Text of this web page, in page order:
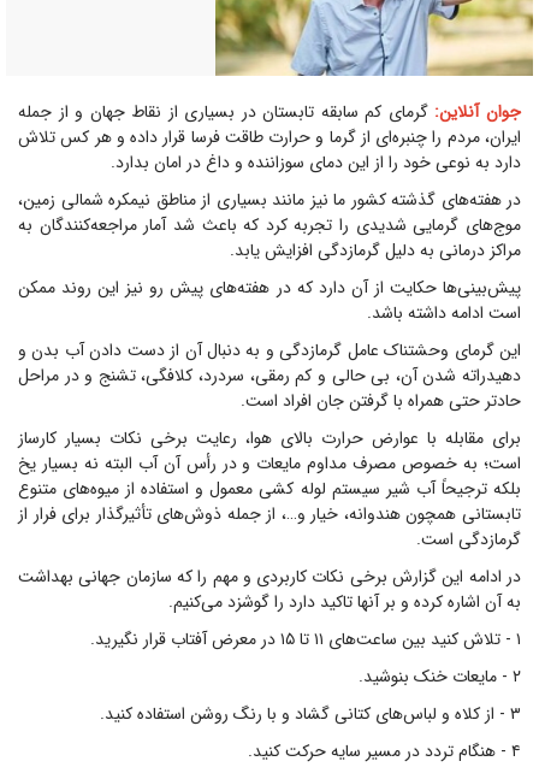
جوان آنلاین: گرمای کم سابقه تابستان در بسیاری از نقاط جهان و از جمله
ایران، مردم را چنبره‌ای از گرما و حرارت طاقت فرسا قرار داده و هر کس تلاش
دارد به نوعی خود را از این دمای سوزاننده و داغ در امان بدارد.
در هفته‌های گذشته کشور ما نیز مانند بسیاری از مناطق نیمکره شمالی زمین،
موج‌های گرمایی شدیدی را تجربه کرد که باعث شد آمار مراجعه‌کنندگان به
مراکز درمانی به دلیل گرمازدگی افزایش یابد.
پیش‌بینی‌ها حکایت از آن دارد که در هفته‌های پیش رو نیز این روند ممکن
است ادامه داشته باشد.
این گرمای وحشتناک عامل گرمازدگی و به دنبال آن از دست دادن آب بدن و
دهیدراته شدن آن، بی حالی و کم رمقی، سردرد، کلافگی، تشنج و در مراحل
حادتر حتی همراه با گرفتن جان افراد است.
برای مقابله با عوارض حرارت بالای هوا، رعایت برخی نکات بسیار کارساز
است؛ به خصوص مصرف مداوم مایعات و در رأس آن آب البته نه بسیار یخ
بلکه ترجیحاً آب شیر سیستم لوله کشی معمول و استفاده از میوه‌های متنوع
تابستانی همچون هندوانه، خیار و…، از جمله ذوش‌های تأثیرگذار برای فرار از
گرمازدگی است.
در ادامه این گزارش برخی نکات کاربردی و مهم را که سازمان جهانی بهداشت
به آن اشاره کرده و بر آنها تاکید دارد را گوشزد می‌کنیم.
۱ - تلاش کنید بین ساعت‌های ۱۱ تا ۱۵ در معرض آفتاب قرار نگیرید.
۲ - مایعات خنک بنوشید.
۳ - از کلاه و لباس‌های کتانی گشاد و با رنگ روشن استفاده کنید.
۴ - هنگام تردد در مسیر سایه حرکت کنید.